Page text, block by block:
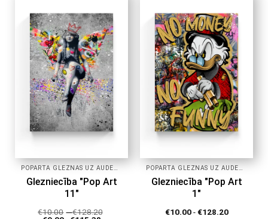
varianti.
Variantus
var
izvēlēties
produkta
lapā
varianti.
Variantus
var
izvēlēties
produkta
lapā
Glezniecība "Pop Art
11"
€10.00 -€128.20
Glezniecība "Pop Art
1"
€10.00-€128.20